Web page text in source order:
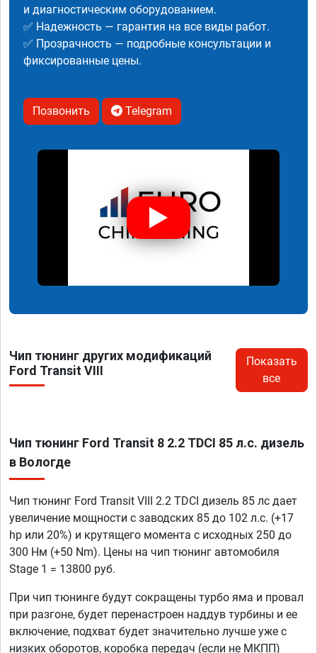
и диагностическим оборудованием.
✅ Надежность — гарантия на все виды работ.
✅ Прозрачность — подробные консультации и
фиксированные цены.
Позвонить Telegram
Чип тюнинг других модификаций
Ford Transit VIII
Показать
все
Чип тюнинг Ford Transit 8 2.2 TDCI 85 л.с. дизель
в Вологде
Чип тюнинг Ford Transit VIII 2.2 TDCI дизель 85 лс дает
увеличение мощности с заводских 85 до 102 л.с. (+17
hp или 20%) и крутящего момента с исходных 250 до
300 Нм (+50 Nm). Цены на чип тюнинг автомобиля
Stage 1 = 13800 руб.
При чип тюнинге будут сокращены турбо яма и провал
при разгоне, будет перенастроен наддув турбины и ее
включение, подхват будет значительно лучше уже с
низких оборотов, коробка передач (если не МКПП)